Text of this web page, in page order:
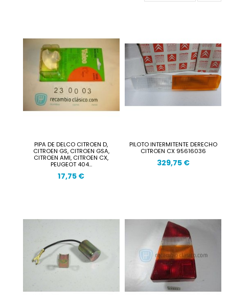
PIPA DE DELCO CITROEN D,
CITROEN GS, CITROEN GSA,
CITROEN AMI, CITROEN CX,
PEUGEOT 404...
17,75 €
PILOTO INTERMITENTE DERECHO
CITROEN CX 95616036
329,75 €